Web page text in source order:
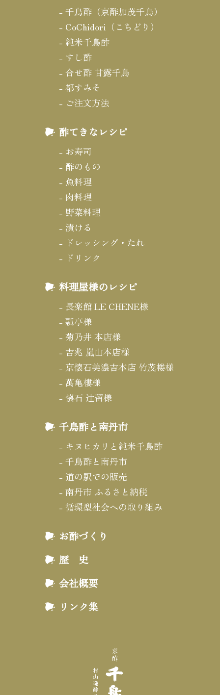
千鳥酢（京酢加茂千鳥）
CoChidori（こちどり）
純米千鳥酢
すし酢
合せ酢 甘露千鳥
都すみそ
ご注文方法
酢てきなレシピ
お寿司
酢のもの
魚料理
肉料理
野菜料理
漬ける
ドレッシング・たれ
ドリンク
料理屋様のレシピ
長楽館 LE CHENE様
瓢亭様
菊乃井 本店様
吉兆 嵐山本店様
京懐石美濃吉本店 竹茂楼様
萬亀樓様
懐石 辻留様
千鳥酢と南丹市
キヌヒカリと純米千鳥酢
千鳥酢と南丹市
道の駅での販売
南丹市 ふるさと納税
循環型社会への取り組み
お酢づくり
歴 史
会社概要
リンク集